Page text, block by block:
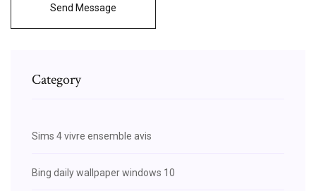
Send Message
Category
Sims 4 vivre ensemble avis
Bing daily wallpaper windows 10